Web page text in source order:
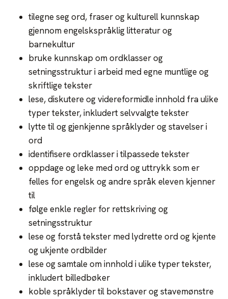
tilegne seg ord, fraser og kulturell kunnskap
gjennom engelskspråklig litteratur og
barnekultur
bruke kunnskap om ordklasser og
setningsstruktur i arbeid med egne muntlige og
skriftlige tekster
lese, diskutere og videreformidle innhold fra ulike
typer tekster, inkludert selvvalgte tekster
lytte til og gjenkjenne språklyder og stavelser i
ord
identifisere ordklasser i tilpassede tekster
oppdage og leke med ord og uttrykk som er
felles for engelsk og andre språk eleven kjenner
til
følge enkle regler for rettskriving og
setningsstruktur
lese og forstå tekster med lydrette ord og kjente
og ukjente ordbilder
lese og samtale om innhold i ulike typer tekster,
inkludert billedbøker
koble språklyder til bokstaver og stavemønstre